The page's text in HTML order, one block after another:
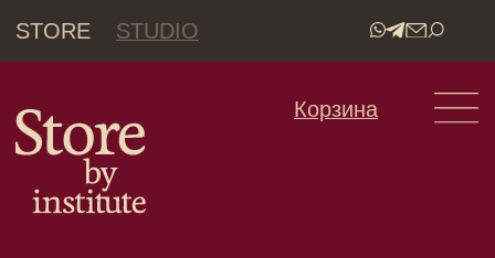
STORE STUDIO
•
TiZO 3 Primer